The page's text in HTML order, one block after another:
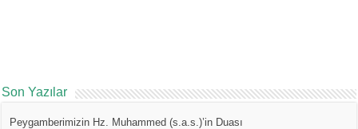
Son Yazılar
Peygamberimizin Hz. Muhammed (s.a.s.)’in Duası